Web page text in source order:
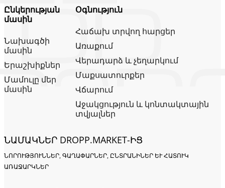
Ընկերության
մասին
Նախագծի
մասին
Երաշխիքներ
Մամուլը մեր
մասին
Օգնություն
Հաճախ տրվող հարցեր
Առաքում
Վերադարձ և չեղարկում
Մաքսատուրքեր
Վճարում
Աջակցություն և կոնտակտային
տվյալներ
ՆԱՄԱԿՆԵՐ DROPP.MARKET-ԻՑ
ՆՈՐՈՒԹՅՈՒՆՆԵՐ, ԳԱՂԱՓԱՐՆԵՐ, ԸՆՏՐԱՆԻՆԵՐ ԵՒ ՀԱՏՈՒԿ Ա
ՌԱՋԱՐԿՆԵՐ